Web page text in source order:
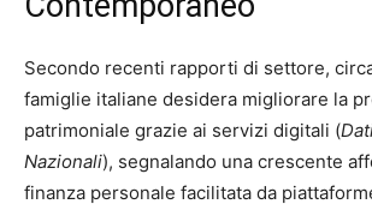
Secondo recenti rapporti di settore,
famiglie italiane desidera migliorare la
patrimoniale grazie ai servizi digitali (
Nazionali), segnalando una crescente
finanza personale facilitata da